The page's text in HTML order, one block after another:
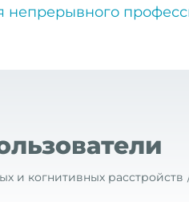
и когнитивных расстройств